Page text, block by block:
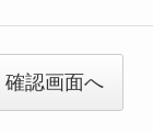
確認画面へ